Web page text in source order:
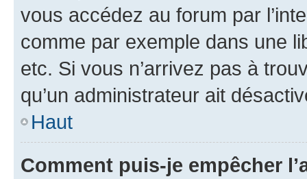
vous accédez au forum par
comme par exemple dans une
etc. Si vous n’arrivez pas à
qu’un administrateur ait
Haut
Comment puis-je empêcher